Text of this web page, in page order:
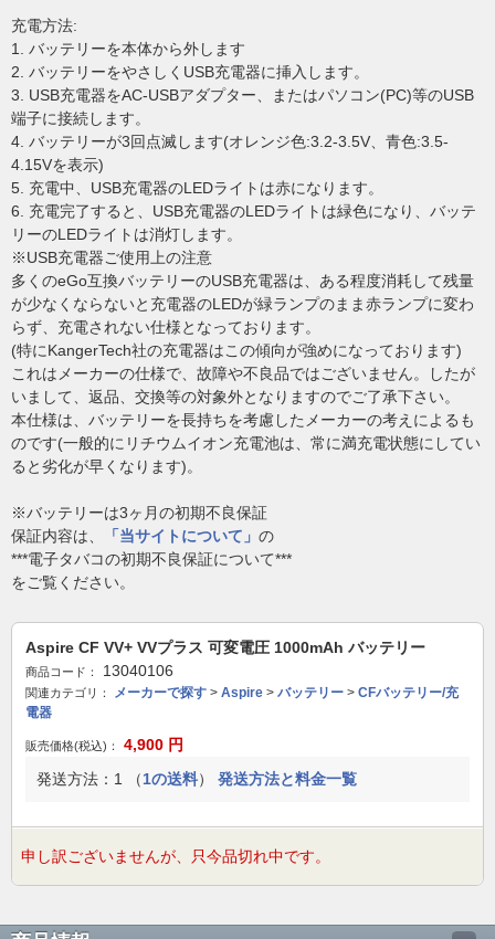
充電方法:
1. バッテリーを本体から外します
2. バッテリーをやさしくUSB充電器に挿入します。
3. USB充電器をAC-USBアダプター、またはパソコン(PC)等のUSB
端子に接続します。
4. バッテリーが3回点滅します(オレンジ色:3.2-3.5V、青色:3.5-
4.15Vを表示)
5. 充電中、USB充電器のLEDライトは赤になります。
6. 充電完了すると、USB充電器のLEDライトは緑色になり、バッテ
リーのLEDライトは消灯します。
※USB充電器ご使用上の注意
多くのeGo互換バッテリーのUSB充電器は、ある程度消耗して残量
が少なくならないと充電器のLEDが緑ランプのまま赤ランプに変わ
らず、充電されない仕様となっております。
(特にKangerTech社の充電器はこの傾向が強めになっております)
これはメーカーの仕様で、故障や不良品ではございません。したが
いまして、返品、交換等の対象外となりますのでご了承下さい。
本仕様は、バッテリーを長持ちを考慮したメーカーの考えによるも
のです(一般的にリチウムイオン充電池は、常に満充電状態にしてい
ると劣化が早くなります)。
※バッテリーは3ヶ月の初期不良保証
保証内容は、
「当サイトについて」 の
***電子タバコの初期不良保証について***
をご覧ください。
Aspire CF VV+ VVプラス 可変電圧 1000mAh バッテリー
商品コード： 13040106
関連カテゴリ： メーカーで探す > Aspire > バッテリー > CFバッテリー/充
電器
販売価格(税込)： 4,900 円
発送方法：1 （1の送料） 発送方法と料金一覧
申し訳ございませんが、只今品切れ中です。